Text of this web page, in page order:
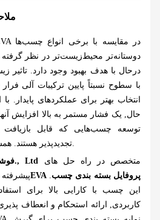
5.
دوستانه‌تر محیط‌زیست‌تر در نظر
درحال با هدف بهبود وجود دارد. تاثیر
حال, یک فشار مستمر به بالا افزایش
توسعه چسب‌هایی که قابل بازیافت
فوشان تونرن چسب شرکت., Ltd
EVA پروفایل بسته بندی چسب
این چسب با کارایی بالا برای
کاربردی, ارائه استحکام و انعطاف پذیری